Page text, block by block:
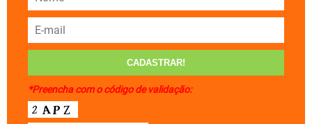
*Preencha com o código de validação: